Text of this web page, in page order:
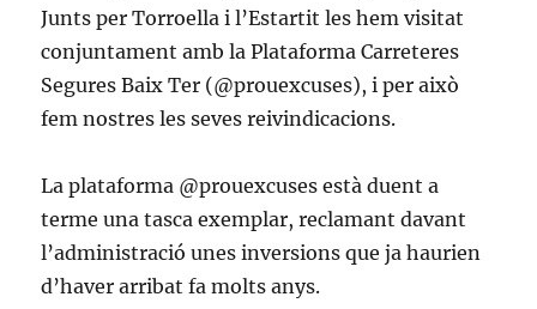
Junts per Torroella i l’Estartit les hem visitat
conjuntament amb la Plataforma Carreteres
Segures Baix Ter (@prouexcuses), i per això
fem nostres les seves reivindicacions.
La plataforma @prouexcuses està duent a
terme una tasca exemplar, reclamant davant
l’administració unes inversions que ja haurien
d’haver arribat fa molts anys.